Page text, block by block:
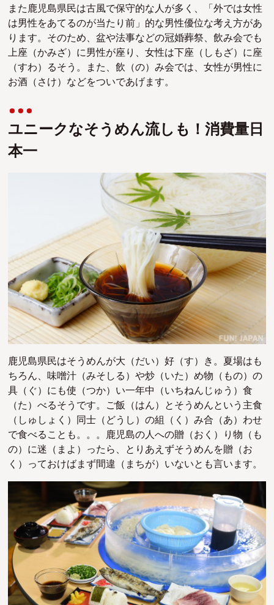
また鹿児島県民は古風で保守的な人が多く、「外では女性
は男性をあてるのが当たり前」的な男性優位な考え方があ
ります。そのため、盆や法事などの冠婚葬祭、飲み会でも
上座（かみざ）に男性が座り、女性は下座（しもざ）に座
（すわ）るそう。また、飲（の）み会では、女性が男性に
お酒（さけ）などをついであげます。
ユニークなそうめん流しも！消費量日
本一
鹿児島県民はそうめんが大（だい）好（す）き。夏場はも
ちろん、味噌汁（みそしる）や炒（いた）め物（もの）の
具（ぐ）にも使（つか）い一年中（いちねんじゅう）食
（た）べるそうです。 ご飯（はん）とそうめんという主食
（しゅしょく）同士（どうし）の組（く）み合（あ）わせ
で食べることも。。。鹿児島の人への贈（おく）り物（も
の）に迷（まよ）ったら、とりあえずそうめんを贈（お
く）っておけばまず間違（まちが）いないとも言います。